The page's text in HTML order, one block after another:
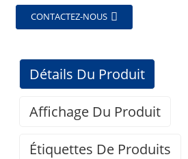
CONTACTEZ-NOUS
Détails Du Produit
Affichage Du Produit
Étiquettes De Produits